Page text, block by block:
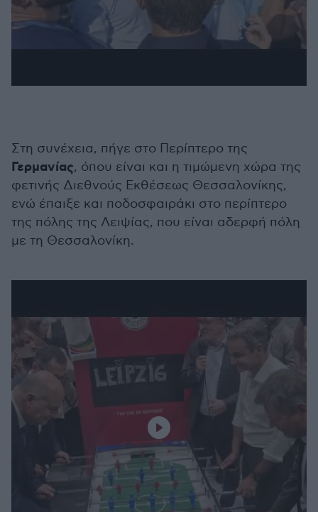
Στη συνέχεια, πήγε στο Περίπτερο της
Γερμανίας, όπου είναι και η τιμώμενη χώρα της
φετινής Διεθνούς Εκθέσεως Θεσσαλονίκης,
ενώ έπαιξε και ποδοσφαιράκι στο περίπτερο
της πόλης της Λειψίας, που είναι αδερφή πόλη
με τη Θεσσαλονίκη.